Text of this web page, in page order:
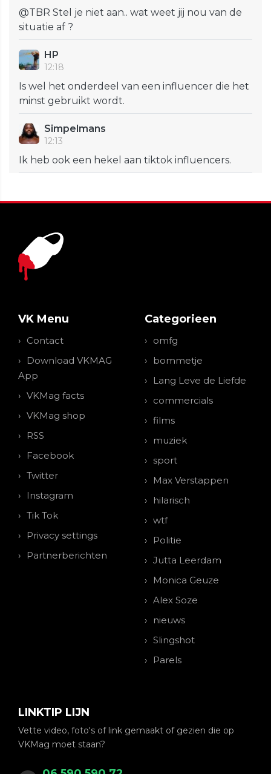
@TBR Stel je niet aan.. wat weet jij nou van de
situatie af ?
HP
12:18
Is wel het onderdeel van een influencer die het
minst gebruikt wordt.
Simpelmans
12:13
Ik heb ook een hekel aan tiktok influencers.
VK Menu
Contact
Download VKMAG
App
VKMag facts
VKMag shop
RSS
Facebook
Twitter
Instagram
Tik Tok
Privacy settings
Partnerberichten
Categorieen
omfg
bommetje
Lang Leve de Liefde
commercials
films
muziek
sport
Max Verstappen
hilarisch
wtf
Politie
Jutta Leerdam
Monica Geuze
Alex Soze
nieuws
Slingshot
Parels
LINKTIP LIJN
Vette video, foto's of link gemaakt of gezien die op
VKMag moet staan?